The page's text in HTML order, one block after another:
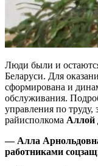
Люди были и
Беларуси. Для
сформирована и
обслуживания.
управления по труду,
райисполкома Аллой
— Алла
работниками